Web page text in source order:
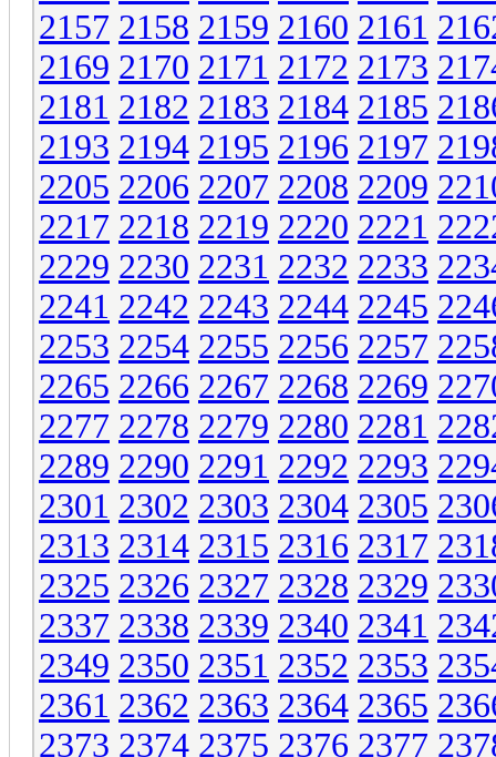
2157 2158 2159 2160 2161
2169 2170 2171 2172 2173
2181 2182 2183 2184 2185
2193 2194 2195 2196 2197
2205 2206 2207 2208 2209
2217 2218 2219 2220 2221
2229 2230 2231 2232 2233
2241 2242 2243 2244 2245
2253 2254 2255 2256 2257
2265 2266 2267 2268 2269
2277 2278 2279 2280 2281
2289 2290 2291 2292 2293
2301 2302 2303 2304 2305
2313 2314 2315 2316 2317
2325 2326 2327 2328 2329
2337 2338 2339 2340 2341
2349 2350 2351 2352 2353
2361 2362 2363 2364 2365
2373 2374 2375 2376 2377